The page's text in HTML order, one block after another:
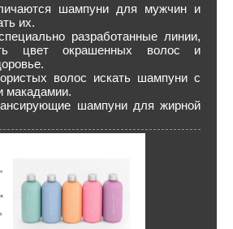
шампуни для мужчин и
их.
разработанные линии,
цвет окрашенных волос и
волос искать шампуни с
макадамии.
шампуни для жирной